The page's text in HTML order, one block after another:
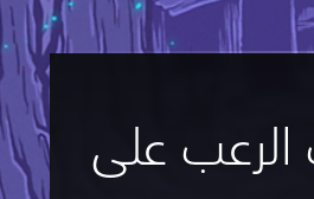
الرعب على